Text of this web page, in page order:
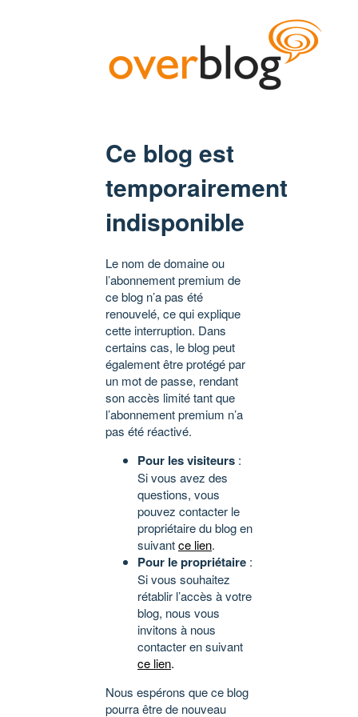
Ce blog est
temporairement
indisponible
Le nom de domaine ou
l’abonnement premium de
ce blog n’a pas été
renouvelé, ce qui explique
cette interruption. Dans
certains cas, le blog peut
également être protégé par
un mot de passe, rendant
son accès limité tant que
l’abonnement premium n’a
pas été réactivé.
Pour les visiteurs :
Si vous avez des
questions, vous
pouvez contacter le
propriétaire du blog en
suivantce lien.
Pour le propriétaire :
Si vous souhaitez
rétablir l’accès à votre
blog, nous vous
invitons à nous
contacter en suivant
ce lien.
Nous espérons que ce blog
pourra être de nouveau